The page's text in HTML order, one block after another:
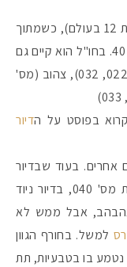
מגיע ב-9 גוונים בארץ (לעומת 12 בעולם), כשמתוך
9 הגוונים האלו יש 4 נייטרליים (10, 20, 30, 40. בחו"ל הוא קיים גם
בגוונים 050 ו-060) ועוד 5 עם תת גוון ורוד (022, 032), צהוב (מס'
בפוסט על הדיור
אחרים. בעוד שבדיור
פוראבר אני משתמשת בקיץ ובו לקחתי את מס' 040, בדיור ניוד
מעט צהבהב, אבל ממש לא
למשל. בחורף הגוון
נטמע בו בטבעיות, תת